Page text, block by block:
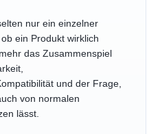
nur ein einzelner
ein Produkt wirklich
das Zusammenspiel
und der Frage,
von normalen
lässt.